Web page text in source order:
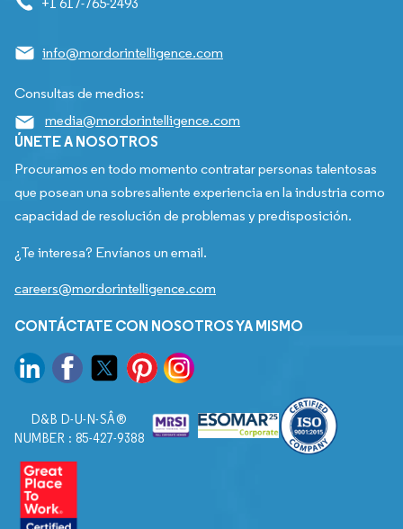
+1 617-765-2493
info@mordorintelligence.com
Consultas de medios:
media@mordorintelligence.com
ÚNETE A NOSOTROS
Procuramos en todo momento contratar personas talentosas
que posean una sobresaliente experiencia en la industria como
capacidad de resolución de problemas y predisposición.
¿Te interesa? Envíanos un email.
careers@mordorintelligence.com
CONTÁCTATE CON NOSOTROS YA MISMO
D&B D-U-N-SÂ®
NUMBER : 85-427-9388